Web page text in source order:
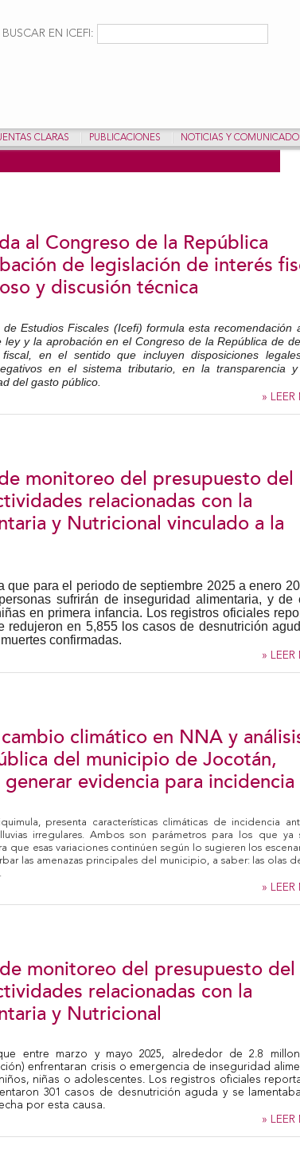
contenido
Formulario de búsqueda
BUSCAR EN ICEFI:
CLARAS PUBLICACIONES NOTICIAS Y
al Congreso de la República
de legislación de interés
y discusión técnica
Estudios Fiscales (Icefi) formula esta recomendación
ley y la aprobación en el Congreso de la República de
en el sentido que incluyen disposiciones
en el sistema tributario, en la transparencia
del gasto público.
» LEER
monitoreo del presupuesto del
relacionadas con la
y Nutricional vinculado a la
que para el periodo de septiembre 2025 a enero
sufrirán de inseguridad alimentaria, y de
en primera infancia. Los registros oficiales
redujeron en 5,855 los casos de desnutrición
confirmadas.
» LEER
climático en NNA y
del municipio de Jocotán,
evidencia para incidencia
presenta características climáticas de incidencia
irregulares. Ambos son parámetros para los que ya
que esas variaciones continúen según lo sugieren los
las amenazas principales del municipio, a saber: las olas
» LEER
monitoreo del presupuesto del
relacionadas con la
y Nutricional
entre marzo y mayo 2025, alrededor de 2.8
enfrentaran crisis o emergencia de inseguridad
niñas o adolescentes. Los registros oficiales
301 casos de desnutrición aguda y se
por esta causa.
» LEER